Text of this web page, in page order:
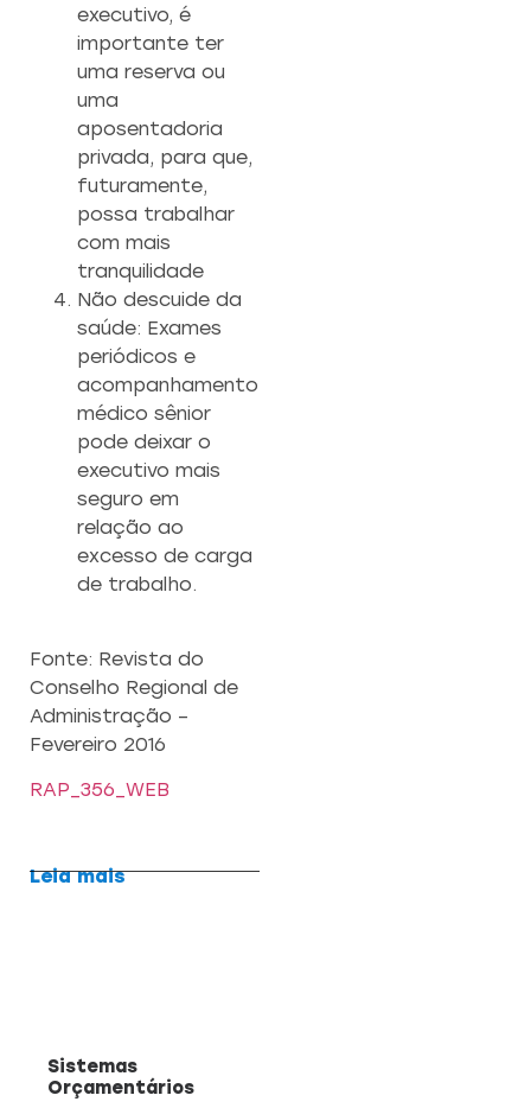
executivo, é
importante ter
uma reserva ou
uma
aposentadoria
privada, para que,
futuramente,
possa trabalhar
com mais
tranquilidade
Não descuide da
saúde: Exames
periódicos e
acompanhamento
médico sênior
pode deixar o
executivo mais
seguro em
relação ao
excesso de carga
de trabalho.
Fonte: Revista do
Conselho Regional de
Administração –
Fevereiro 2016
RAP_356_WEB
Leia mais
Sistemas
Orçamentários